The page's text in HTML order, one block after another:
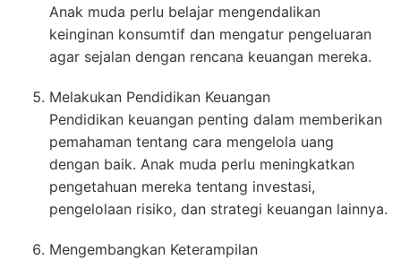
Anak muda perlu belajar mengendalikan
keinginan konsumtif dan mengatur pengeluaran
agar sejalan dengan rencana keuangan mereka.
Melakukan Pendidikan Keuangan
Pendidikan keuangan penting dalam memberikan
pemahaman tentang cara mengelola uang
dengan baik. Anak muda perlu meningkatkan
pengetahuan mereka tentang investasi,
pengelolaan risiko, dan strategi keuangan lainnya.
Mengembangkan Keterampilan